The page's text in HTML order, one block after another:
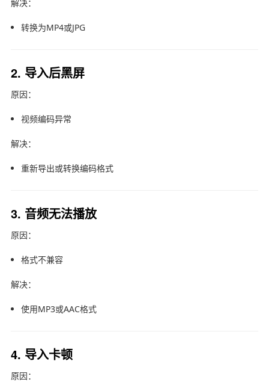
解决：
转换为MP4或JPG
2. 导入后黑屏
原因：
视频编码异常
解决：
重新导出或转换编码格式
3. 音频无法播放
原因：
格式不兼容
解决：
使用MP3或AAC格式
4. 导入卡顿
原因：